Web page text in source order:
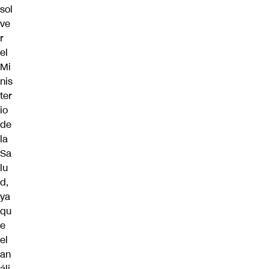
sol
ve
r
el
Mi
nis
ter
io
de
la
Sa
lu
d,
ya
qu
e
el
an